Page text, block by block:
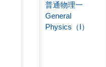
普通物理一
General
Physics（I）